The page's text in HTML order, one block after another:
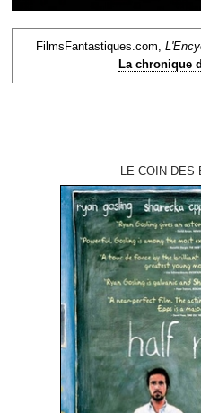
FilmsFantastiques.com,
La chronique
LE COIN